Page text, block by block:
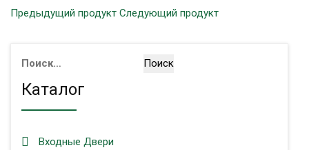
Предыдущий продукт Следующий продукт
Найти:
Каталог
Входные Двери